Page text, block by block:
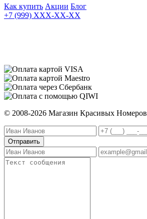
Как купить Акции Блог
+7 (999) XXX-XX-XX
© 2008-2026 Магазин Красивых Номеров
Отправить